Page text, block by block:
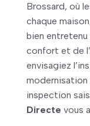
Brossard, où
chaque
bien
confort et de
envisagiez
modernisation
inspection
Directe vous